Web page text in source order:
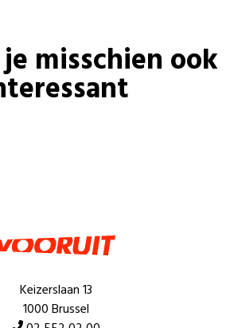
misschien ook
Keizerslaan 13
1000 Brussel